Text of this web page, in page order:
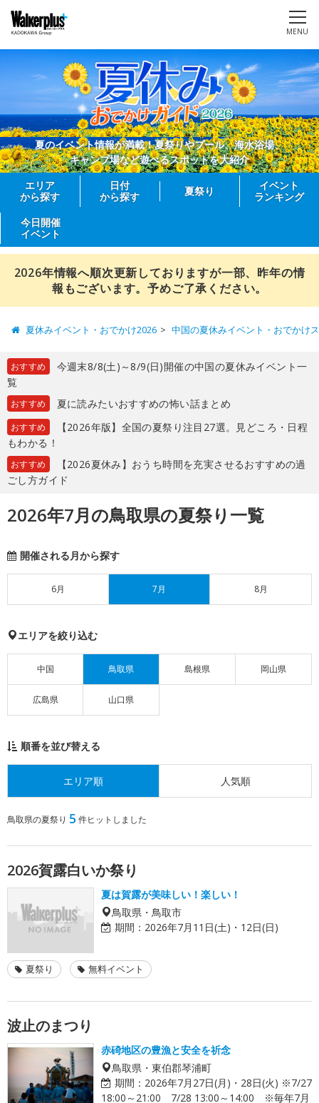
MENU
夏のイベント情報が満載！夏祭りやプール、海水浴場、
キャンプ場など遊べるスポットを大紹介
エリア
から探す
日付
から探す
夏祭り
イベント
ランキング
今日開催
イベント
2026年情報へ順次更新しておりますが一部、昨年の情
報もございます。予めご了承ください。
夏休みイベント・おでかけ2026 中国の夏休みイベント・おでかけ
おすすめ
今週末8/8(土)～8/9(日)開催の中国の夏休みイベント一
覧
おすすめ 夏に読みたいおすすめの怖い話まとめ
おすすめ
【2026年版】全国の夏祭り注目27選。見どころ・日程
もわかる！
おすすめ
【2026夏休み】おうち時間を充実させるおすすめの過
ごし方ガイド
2026年7月の鳥取県の夏祭り一覧
開催される月から探す
6月 7月 8月
エリアを絞り込む
中国 鳥取県 島根県 岡山県
広島県 山口県
順番を並び替える
エリア順 人気順
鳥取県の夏祭り 5 件ヒットしました
2026賀露白いか祭り
夏は賀露が美味しい！楽しい！
鳥取県・鳥取市
期間： 2026年7月11日(土)・12日(日)
夏祭り 無料イベント
波止のまつり
赤碕地区の豊漁と安全を祈念
鳥取県・東伯郡琴浦町
期間： 2026年7月27日(月)・28日(火) ※7/27
18:00～21:00 7/28 13:00～14:00 ※毎年7月